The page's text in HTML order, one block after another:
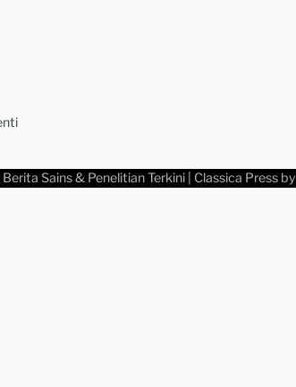
Berita Sains & Penelitian Terkini | Classica Press by